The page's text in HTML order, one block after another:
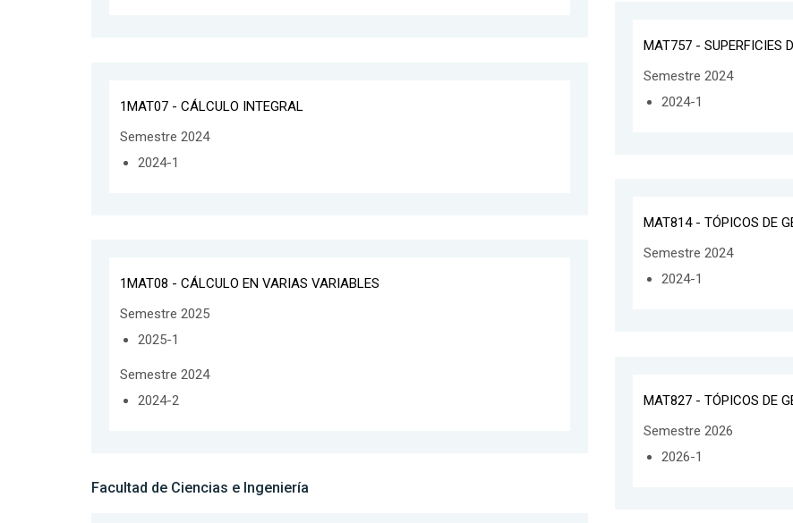
1MAT07 - CÁLCULO INTEGRAL
Semestre 2024
2024-1
1MAT08 - CÁLCULO EN VARIAS VARIABLES
Semestre 2025
2025-1
Semestre 2024
2024-2
Facultad de Ciencias e Ingeniería
MAT757 - SUPERFICIES
Semestre 2024
2024-1
MAT814 - TÓPICOS DE
Semestre 2024
2024-1
MAT827 - TÓPICOS DE
Semestre 2026
2026-1